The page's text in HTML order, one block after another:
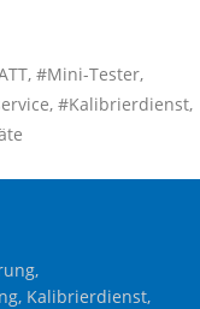
#Mini-Tester,
#Kalibrierdienst,
Kalibrierdienst,